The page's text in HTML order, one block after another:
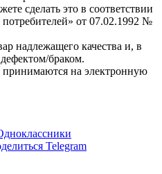
сделать это в соответствии
от 07.02.1992 №
надлежащего качества и, в
браком.
принимаются на электронную